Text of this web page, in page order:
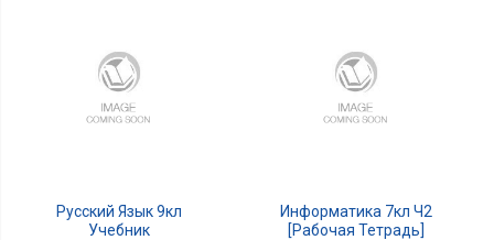
Русский Язык 9кл
Учебник
Информатика 7кл Ч2
[Рабочая Тетрадь]